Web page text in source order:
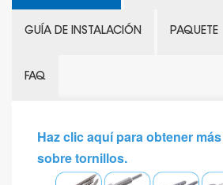
GUÍA DE INSTALACIÓN PAQUETE
FAQ
Haz clic aquí para obtener
sobre tornillos.